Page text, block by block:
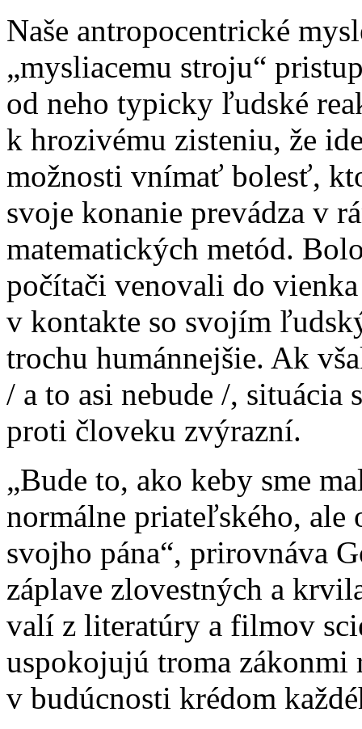
Naše antropocentrické
„mysliacemu stroju“
od neho typicky ľudské
k hrozivému zisteniu, že
možnosti vnímať bolesť,
svoje konanie prevádza v
matematických metód.
počítači venovali do
v kontakte so svojím
trochu humánnejšie. Ak
/ a to asi nebude /, situácia
proti človeku zvýrazní.
„Bude to, ako keby sme
normálne priateľského, ale
svojho pána“, prirovnáva
záplave zlovestných a
valí z literatúry a filmov
uspokojujú troma
v budúcnosti krédom